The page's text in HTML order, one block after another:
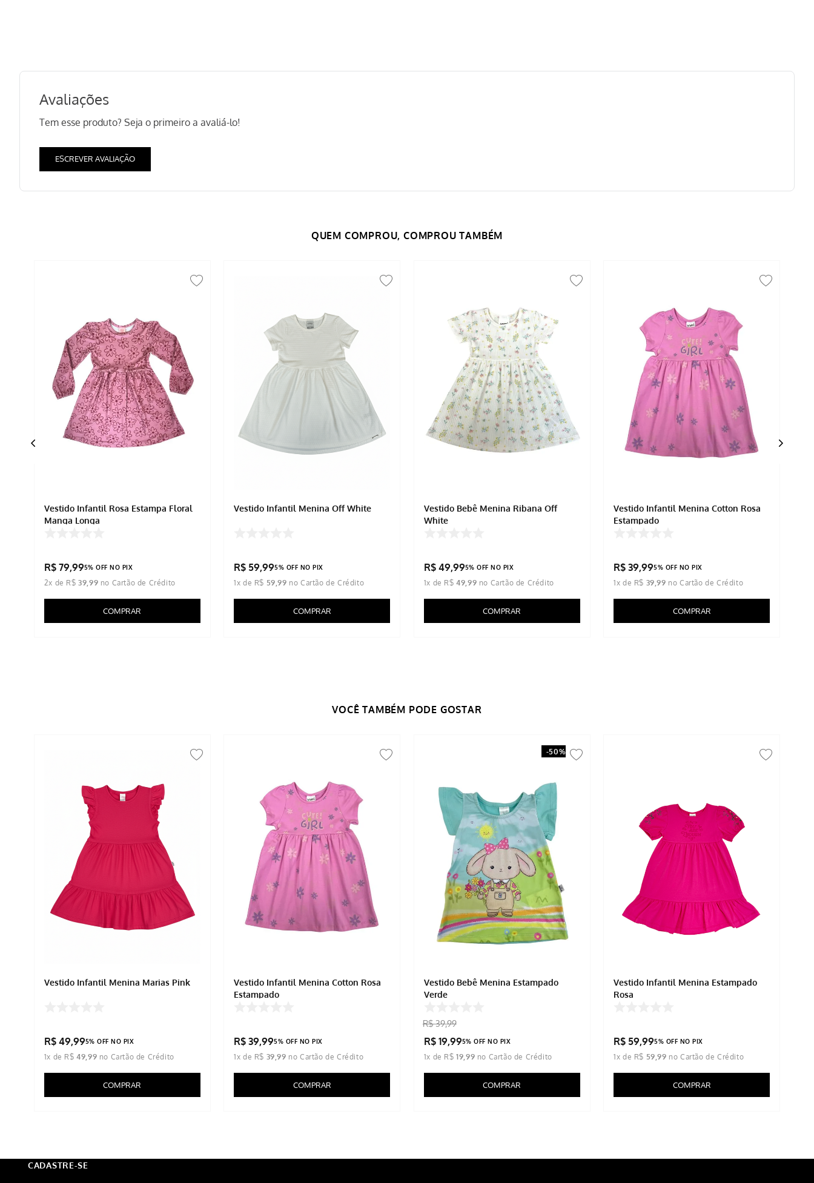
Avaliações
Tem esse produto? Seja o primeiro a avaliá-lo!
ESCREVER AVALIAÇÃO
Vestido Infantil Rosa Estampa Floral
Manga Longa
R$ 79,995% OFF NO PIX
2x de R$ 39 99
COMPRAR
Vestido Infantil Menina Off White
R$ 59,995% OFF NO PIX
1x de R$ 59 ,99
COMPRAR
Vestido Bebê Menina Ribana Off
White
R$ 49,995% OFF NO PIX
1x de R$ 49 99
COMPRAR
Vestido Infantil Menina Cotton Rosa
Estampado
R$ 39,995% OFF NO PIX
1x de R$ 39 ,99
COMPRAR
Vestido Infantil Menina Marias Pink
R$ 49,995% OFF NO PIX
1x de R$ 49 99
COMPRAR
Vestido Infantil Menina Cotton Rosa
Estampado
R$ 39,995% OFF NO PIX
1x de R$ 39 ,99
COMPRAR
-50%
Vestido Bebê Menina Estampado
Verde
R$ 39,99
R$ 19,995% OFF NO PIX
1x de R$ 19 99
COMPRAR
Vestido Infantil Menina Estampado
Rosa
R$ 59,995% OFF NO PIX
1x de R$ 59 ,99
COMPRAR
CADASTRE-SE